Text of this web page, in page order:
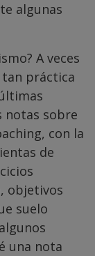
algunas
A veces
tan práctica
notas sobre
con la
de
objetivos
suelo
una nota